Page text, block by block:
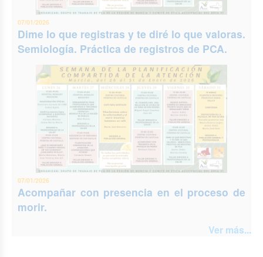
07/01/2026
Dime lo que registras y te diré lo que valoras.
Semiología. Práctica de registros de PCA.
07/01/2026
Acompañar con presencia en el proceso de
morir.
Ver más...